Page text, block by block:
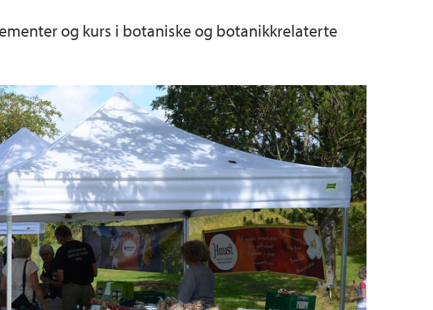
Truende arter
Arrangementer og kurs
Brosjyrer
og kurs i botaniske og botanikkrelaterte